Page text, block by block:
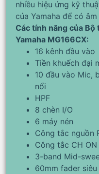
nhiều hiệu ứng kỹ
của Yamaha để có
Các tính năng của
Yamaha MG166CX:
16 kênh đầu vào
Tiền khuếch đại
10 đầu vào Mic,
nổi
HPF
8 chèn I/O
6 máy nén
Công tắc nguồn
Công tắc CH
3-band Mid-
60mm fader siêu